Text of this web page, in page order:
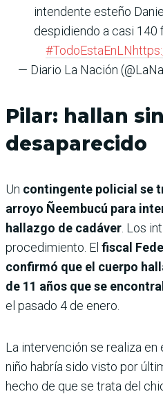
intendente esteño
despidiendo a casi 140
#TodoEstaEnLN
— Diario La Nación
Pilar: hallan
desaparecido
Un contingente policial se
arroyo Ñeembucú para
hallazgo de cadáver . Los
procedimiento. El fiscal
confirmó que el cuerpo
de 11 años que se
el pasado 4 de enero.
La intervención se realiza
niño habría sido visto por
hecho de que se trata del